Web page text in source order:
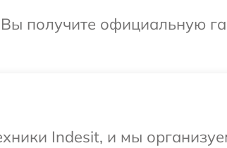
получите официальную
Indesit, и мы